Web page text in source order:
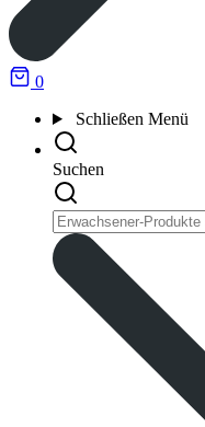
0
Schließen Menü
Suchen